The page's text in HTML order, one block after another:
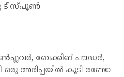
ടീസ്പൂൺ
ബേക്കിങ് പൗഡർ,
ഒരു അരിപ്പയിൽ കൂടി രണ്ടോ